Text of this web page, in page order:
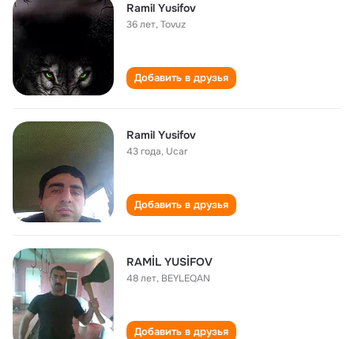
Ramil Yusifov
36 лет,Tovuz
Добавить в друзья
Ramil Yusifov
43 года, Ucar
Добавить в друзья
RAMİL YUSİFOV
48 лет, BEYLEQAN
Добавить в друзья